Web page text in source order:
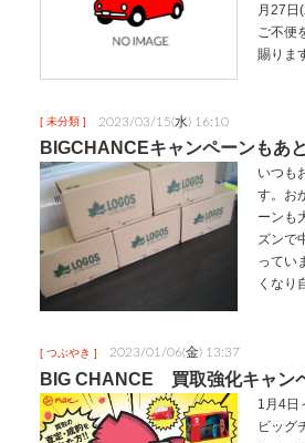
月27日
ご不便
賜りま
[ 未分類 ] 2023/03/15(水) 16:10
BIGCHANCEキャンペーンもあ
いつも
す。お
ーンも
ズンで
ってい
くなり
る前に
いらっ
[ つぶやき ] 2023/01/06(金) 13:37
BIG CHANCE 買取強化キャン
1月4日
ビッグ